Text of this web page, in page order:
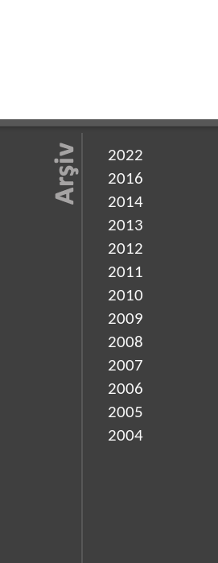
2022
2016
2014
2013
2012
2011
2010
2009
2008
2007
2006
2005
2004